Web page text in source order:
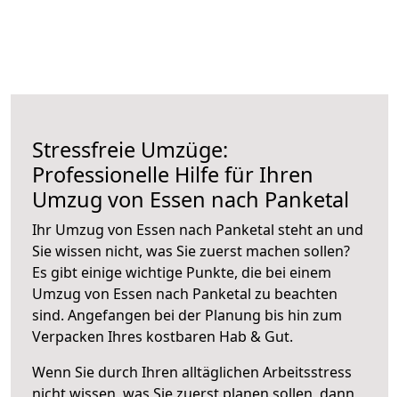
Stressfreie Umzüge:
Professionelle Hilfe für Ihren
Umzug von Essen nach Panketal
Ihr Umzug von Essen nach Panketal steht an und
Sie wissen nicht, was Sie zuerst machen sollen?
Es gibt einige wichtige Punkte, die bei einem
Umzug von Essen nach Panketal zu beachten
sind. Angefangen bei der Planung bis hin zum
Verpacken Ihres kostbaren Hab & Gut.
Wenn Sie durch Ihren alltäglichen Arbeitsstress